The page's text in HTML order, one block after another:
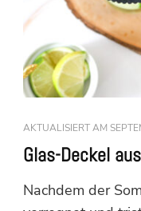
AKTUALISIERT AM
Glas-Deckel
Nachdem der